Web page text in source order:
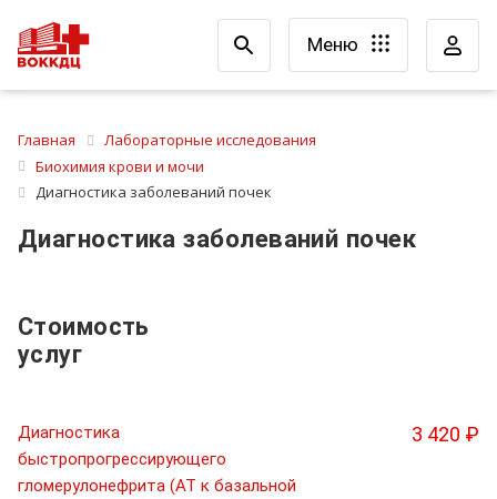
Меню
Главная
Лабораторные исследования
Биохимия крови и мочи
Диагностика заболеваний почек
Диагностика заболеваний почек
Стоимость
услуг
Диагностика
быстропрогрессирующего
гломерулонефрита (АТ к базальной
3 420 ₽